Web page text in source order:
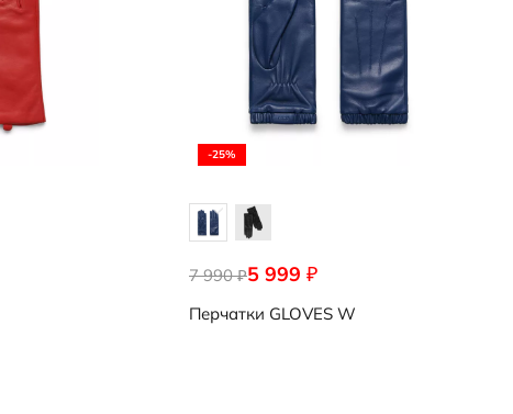
-25%
5 999 ₽
7 990₽
9107256/91386
Перчатки GLOVES W